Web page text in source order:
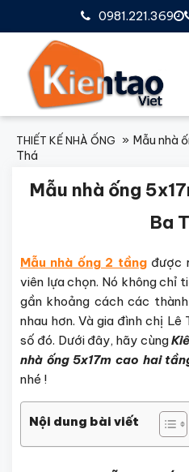
0981.221.369
THIẾT KẾ NHÀ ỐNG
Mẫu nhà
Thá
Mẫu nhà ống
Ba
Mẫu nhà ống 2 tầngđược
viên lựa chọn. Nó không chỉ
gần khoảng cách các
nhau hơn. Và gia đình chị
số đó. Dưới đây, hãy cùng
nhà ống 5x17m cao hai
nhé !
Nội dung bài viết